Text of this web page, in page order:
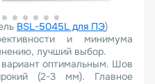
BSL-5045L для ПЭ)
и минимума
лучший выбор.
оптимальным. Шов
(2-3 мм). Главное